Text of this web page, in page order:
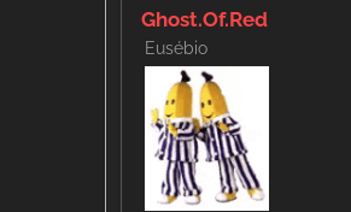
Ghost.Of.Red
Eusébio